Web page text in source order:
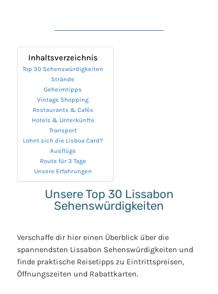
Inhaltsverzeichnis
Top 30 Sehenswürdigkeiten
Strände
Geheimtipps
Vintage Shopping
Restaurants & Cafés
Hotels & Unterkünfte
Transport
Lohnt sich die Lisboa Card?
Ausflüge
Route für 3 Tage
Unsere Erfahrungen
Unsere Top 30 Lissabon
Sehenswürdigkeiten
Verschaffe dir hier einen Überblick über die
spannendsten Lissabon Sehenswürdigkeiten und
finde praktische Reisetipps zu Eintrittspreisen,
Öffnungszeiten und Rabattkarten.